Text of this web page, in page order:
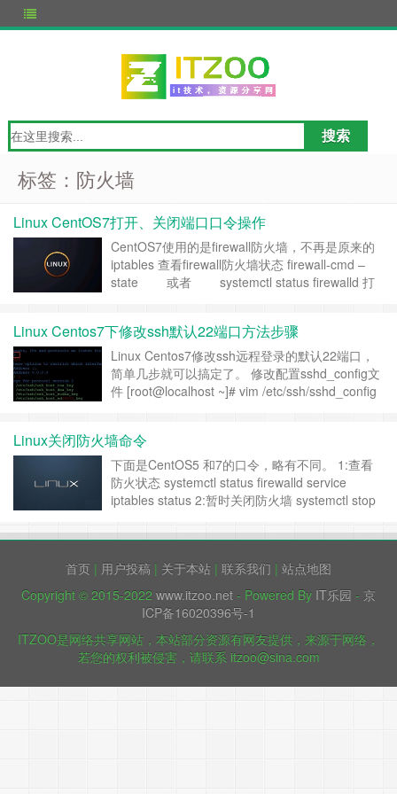
标签：防火墙
Linux CentOS7打开、关闭端口口令操作
CentOS7使用的是firewall防火墙，不再是原来的
iptables 查看firewall防火墙状态 firewall-cmd –
state 或者 systemctl status firewalld 打
Linux Centos7下修改ssh默认22端口方法步骤
Linux Centos7修改ssh远程登录的默认22端口，
简单几步就可以搞定了。 修改配置sshd_config文
件 [root@localhost ~]# vim /etc/ssh/sshd_config
用），修改之前建议先保留原有22端口，新增端
口打开后……继续阅读 »
Linux关闭防火墙命令
下面是CentOS5 和7的口令，略有不同。 1:查看
防火状态 systemctl status firewalld service
iptables status 2:暂时关闭防火墙 systemctl stop
systemctl disable firew……继续阅读 »
首页 | 用户投稿 | 关于本站 | 联系我们 | 站点地图
Copyright © 2015-2022 www.itzoo.net - Powered By IT乐园 - 京
ICP备16020396号-1
ITZOO是网络共享网站，本站部分资源有网友提供，来源于网络，
若您的权利被侵害，请联系 itzoo@sina.com